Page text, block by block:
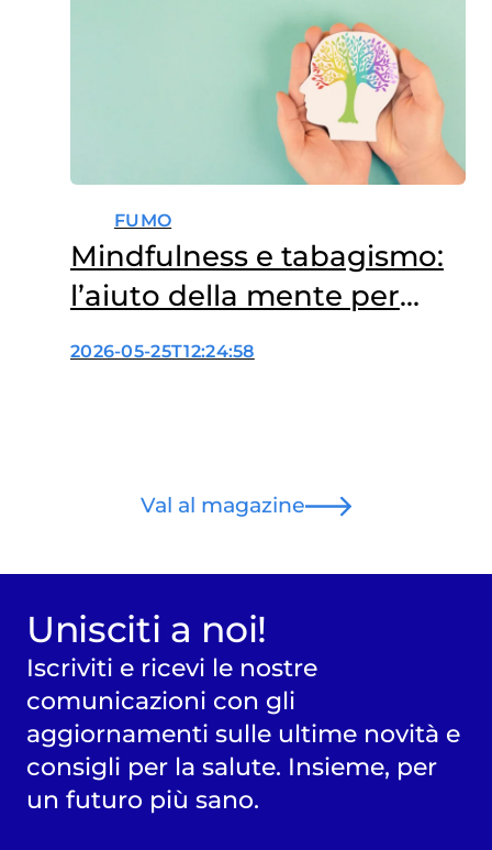
FUMO
Mindfulness e tabagismo:
l’aiuto della mente per
smettere di fumare
2026-05-25T12:24:58
Val al magazine
Unisciti a noi!
Iscriviti e ricevi le nostre
comunicazioni con gli
aggiornamenti sulle ultime novità e
consigli per la salute. Insieme, per
un futuro più sano.